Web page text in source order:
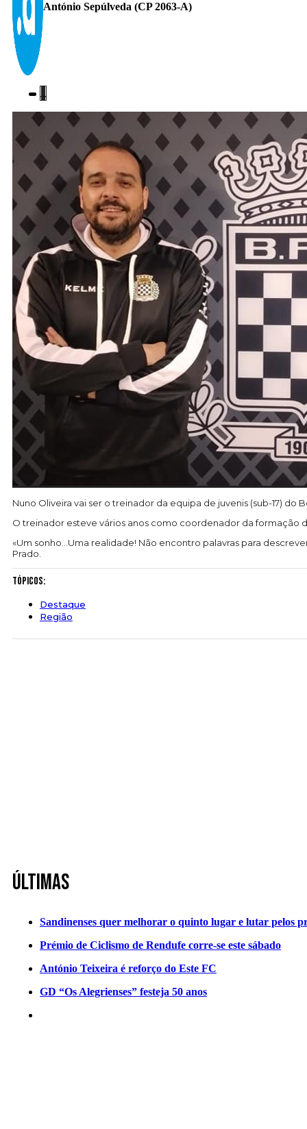
António Sepúlveda (CP 2063-A)
Nuno Oliveira vai ser o treinador da equipa de juvenis (sub-17)
O treinador esteve vários anos como coordenador da formação
«Um sonho…Uma realidade! Não encontro palavras para
Prado.
Tópicos:
Destaque
Região
Últimas
Sandinenses quer melhorar o quinto lugar e lutar pelos
Prémio de Ciclismo de Rendufe corre-se este sábado
António Teixeira é reforço do Este FC
GD “Os Alegrienses” festeja 50 anos